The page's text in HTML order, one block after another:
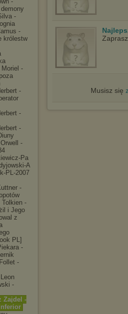
demony
-
-
królestw
Moriel -
-
r
-
-
-
ewicz-Pa
jowski-A
-PL-2007
-
-
i Jego
z
o
ok PL]
-
rnik
-
ki -
Zajdel -
Musisz się